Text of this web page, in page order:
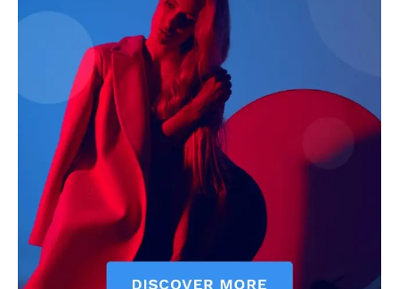
Contact Us
Privacy Policy
Terms of Use Agreement
Facebook
X WhatsApp
Share